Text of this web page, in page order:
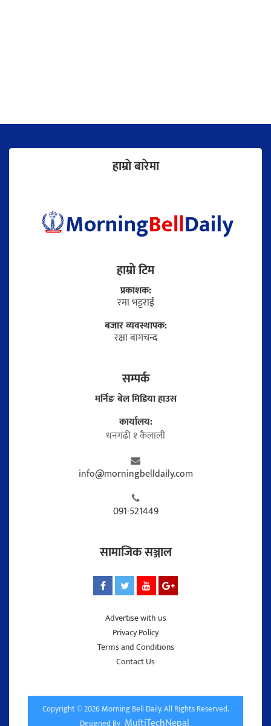
हाम्राे बारेमा
हाम्राे टिम
प्रकाशक:
रमा भट्टराई
बजार व्यवस्थापक:
रक्षा बागचन्द
सम्पर्क
मर्निङ बेल मिडिया हाउस
कार्यालय:
धनगढी १ कैलाली
info@morningbelldaily.com
091-521449
सामाजिक सञ्जाल
Advertise with us
Privacy Policy
Terms and Conditions
Contact Us
Copyright © 2026 Morning Bell Daily. All Rights Reserved.